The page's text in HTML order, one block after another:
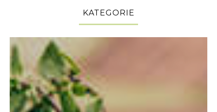
KATEGORIE